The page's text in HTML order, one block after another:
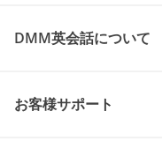
DMM英会話について
お客様サポート